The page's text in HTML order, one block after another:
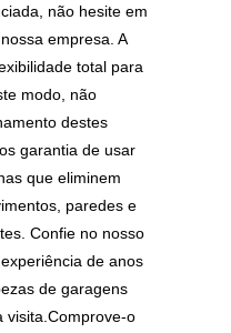
não hesite em
empresa. A
total para
modo, não
destes
garantia de usar
que eliminem
paredes e
Confie no nosso
de anos
de garagens
visita.Comprove-o